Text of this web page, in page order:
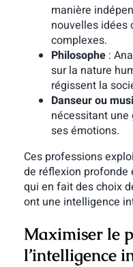
manière
nouvelles idées
complexes.
Philosophe:
sur la nature
régissent la
Danseur ou
nécessitant
ses émotions.
Ces professions
de réflexion profonde
qui en fait des choix
ont une intelligence
Maximiser le
l’intelligence